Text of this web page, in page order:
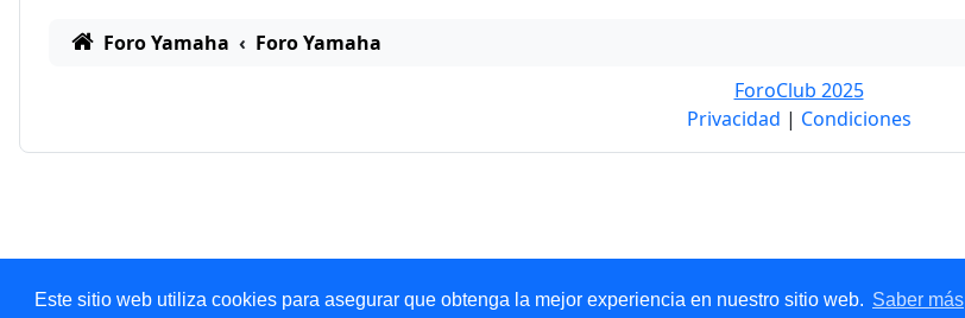
Este sitio web utiliza cookies para asegurar que obtenga la mejor experiencia en nuestro sitio web. Saber más
Foro Yamaha Foro Yamaha
ForoClub 2025
Privacidad | Condiciones